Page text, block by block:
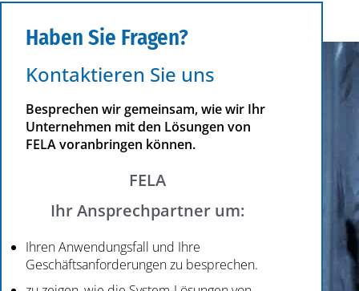
Haben Sie Fragen?
Kontaktieren Sie uns
Besprechen wir gemeinsam, wie wir Ihr
Unternehmen mit den Lösungen von
FELA voranbringen können.
FELA
Ihr Ansprechpartner um:
Ihren Anwendungsfall und Ihre
Geschäftsanforderungen zu besprechen.